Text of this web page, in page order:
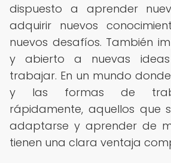
dispuesto a aprender
adquirir nuevos
nuevos desafíos. También
y abierto a nuevas
trabajar. En un mundo
y las formas de
rápidamente, aquellos que
adaptarse y aprender de
tienen una clara ventaja